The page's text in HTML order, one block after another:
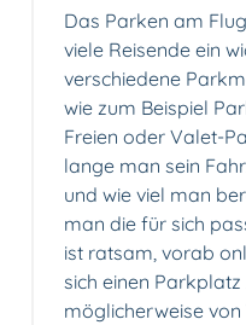
Das Parken am
viele Reisende ein
verschiedene
wie zum Beispiel
Freien oder Valet-
lange man sein
und wie viel man
man die für sich
ist ratsam, vorab
sich einen Parkplatz
möglicherweise